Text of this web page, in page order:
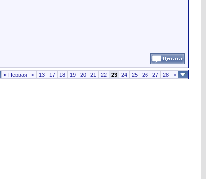
« Первая < 13 17 18 19 20 21 22 23 24 25 26 27 28 >